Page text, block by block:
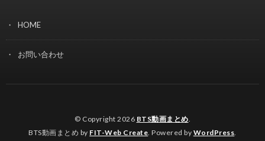
HOME
お問い合わせ
© Copyright 2026 BTS動画まとめ.
BTS動画まとめ by FIT-Web Create. Powered by WordPress.